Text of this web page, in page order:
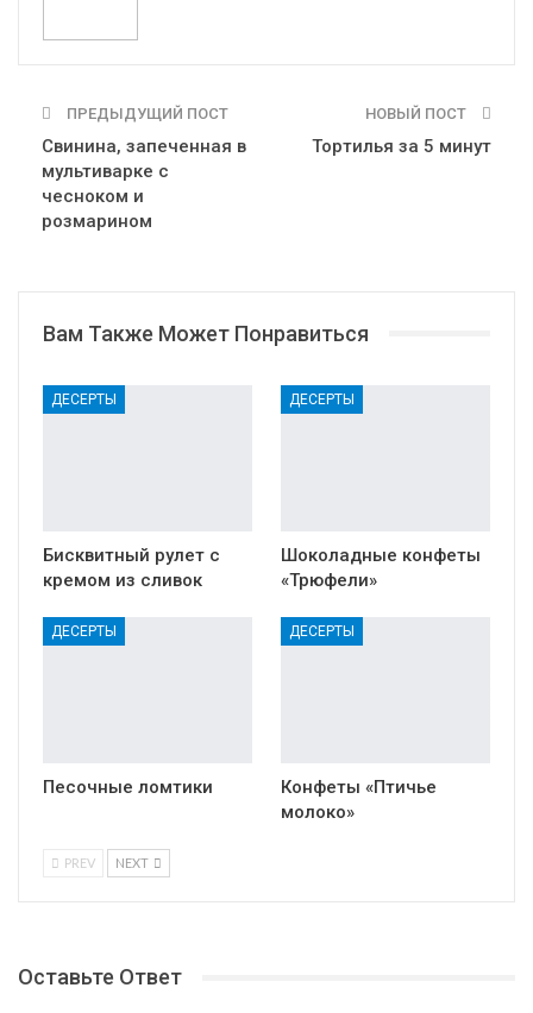
ПРЕДЫДУЩИЙ ПОСТ
Свинина, запеченная в
мультиварке с
чесноком и
розмарином
НОВЫЙ ПОСТ
Тортилья за 5 минут
Вам Также Может Понравиться
ДЕСЕРТЫ
Бисквитный рулет с
кремом из сливок
ДЕСЕРТЫ
Шоколадные конфеты
«Трюфели»
ДЕСЕРТЫ
Песочные ломтики
ДЕСЕРТЫ
Конфеты «Птичье
молоко»
PREV NEXT
Оставьте Ответ